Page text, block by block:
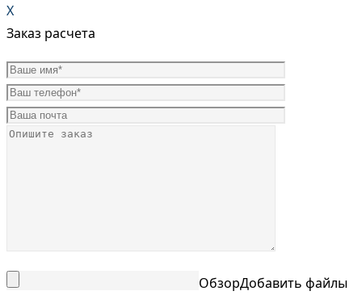
X
Заказ расчета
ОбзорДобавить файлы